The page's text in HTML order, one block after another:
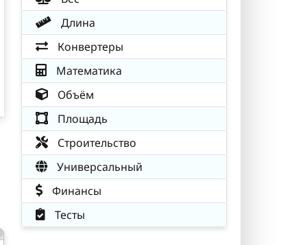
Длина
Конвертеры
Математика
Объём
Площадь
Строительство
Универсальный
Финансы
Тесты